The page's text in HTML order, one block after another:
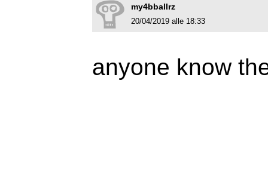
my4bballrz
20/04/2019 alle 18:33
anyone know